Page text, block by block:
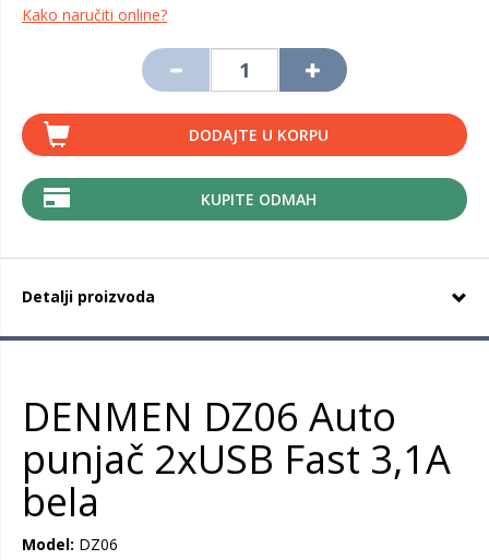
Kako naručiti online?
DODAJTE U KORPU
KUPITE ODMAH
Detalji proizvoda
DENMEN DZ06 Auto
punjač 2xUSB Fast 3,1A
bela
Model: DZ06